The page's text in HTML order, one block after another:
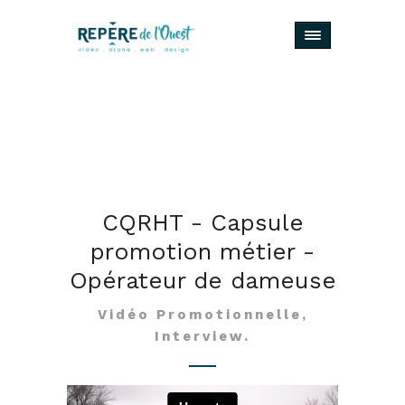
CQRHT - Capsule
promotion métier -
Opérateur de dameuse
Vidéo Promotionnelle,
Interview.